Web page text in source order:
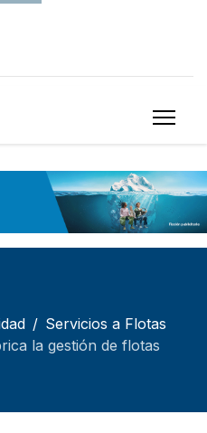
Servicios a Flotas
la gestión de flotas